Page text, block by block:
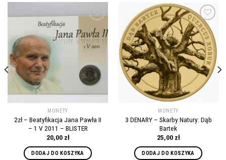
Add to
wishlist
MONETY
2zł – Beatyfikacja Jana Pawła II
– 1 V 2011 – BLISTER
20,00 zł
DODAJ DO KOSZYKA
Add to
wishlist
MONETY
3 DENARY – Skarby Natury: Dąb
Bartek
25,00 zł
DODAJ DO KOSZYKA